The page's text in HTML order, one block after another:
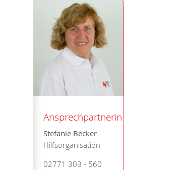
Ansprechpartnerin
Stefanie Becker
Hilfsorganisation
02771 303 - 560